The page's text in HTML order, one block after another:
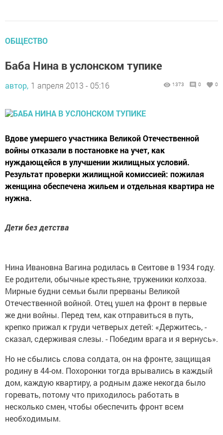
ОБЩЕСТВО
Баба Нина в услонском тупике
автор, 1 апреля 2013 - 05:16 1373 0 0
Вдове умершего участника Великой Отечественной
войны отказали в постановке на учет, как
нуждающейся в улучшении жилищных условий.
Результат проверки жилищной комиссией: пожилая
женщина обеспечена жильем и отдельная квартира не
нужна.
Дети без детства
Нина Ивановна Вагина родилась в Сеитове в 1934 году.
Ее родители, обычные крестьяне, труженики колхоза.
Мирные будни семьи были прерваны Великой
Отечественной войной. Отец ушел на фронт в первые
же дни войны. Перед тем, как отправиться в путь,
крепко прижал к груди четверых детей: «Держитесь, -
сказал, сдерживая слезы. - Победим врага и я вернусь».
Но не сбылись слова солдата, он на фронте, защищая
родину в 44-ом. Похоронки тогда врывались в каждый
дом, каждую квартиру, а родным даже некогда было
горевать, потому что приходилось работать в
несколько смен, чтобы обеспечить фронт всем
необходимым.